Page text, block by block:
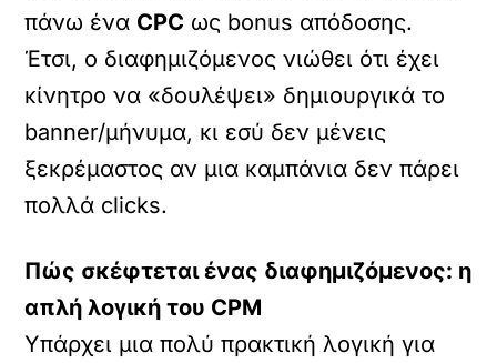
πάνω ένα CPC ως bonus απόδοσης.
Έτσι, ο διαφημιζόμενος νιώθει ότι έχει
κίνητρο να «δουλέψει» δημιουργικά το
banner/μήνυμα, κι εσύ δεν μένεις
ξεκρέμαστος αν μια καμπάνια δεν πάρει
πολλά clicks.
Πώς σκέφτεται ένας διαφημιζόμενος: η
απλή λογική του CPM
Υπάρχει μια πολύ πρακτική λογική για